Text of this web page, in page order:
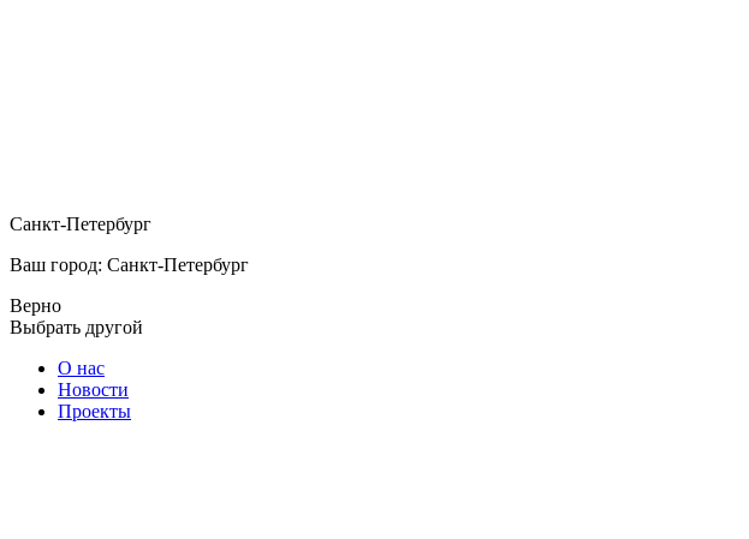
Санкт-Петербург
Ваш город: Санкт-Петербург
Верно
Выбрать другой
О нас
Новости
Проекты